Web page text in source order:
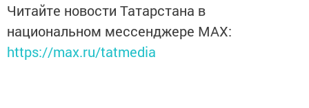
Читайте новости Татарстана в
национальном мессенджере MАХ:
https://max.ru/tatmedia